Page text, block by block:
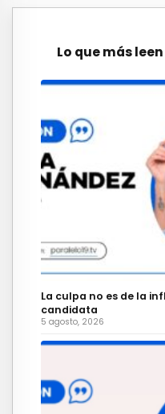
Lo que más leen
La culpa no es de la
candidata
5 agosto, 2026